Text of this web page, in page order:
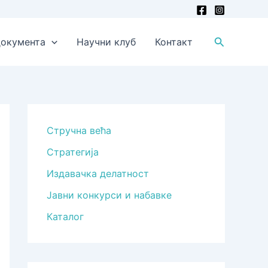
Научни клуб Контакт Претрага
Стручна већа
Стратегија
Издавачка делатност
Јавни конкурси и набавке
Каталог